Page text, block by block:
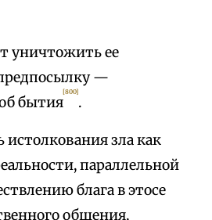
уничтожить ее
—
бытия
[800]
.
зла как
параллельной
блага в этосе
общения,